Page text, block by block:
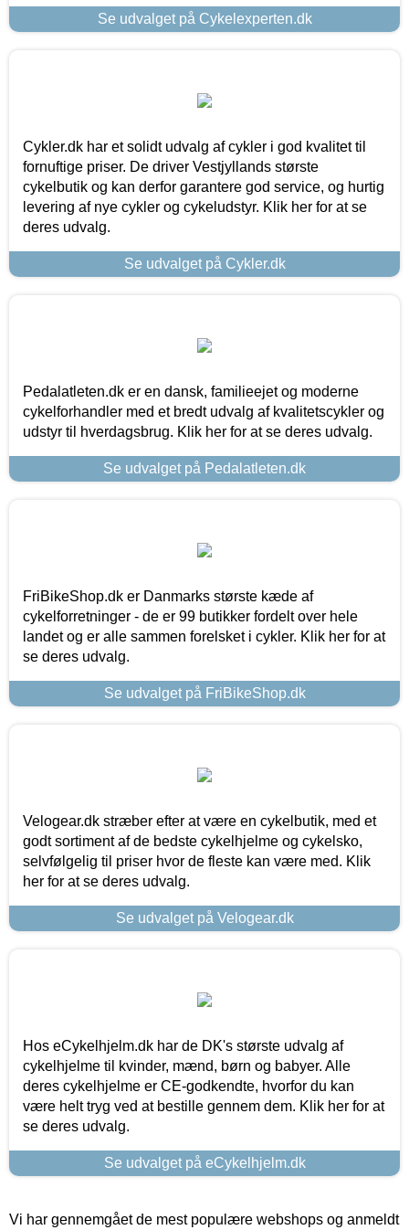
Se udvalget på Cykelexperten.dk
Cykler.dk har et solidt udvalg af cykler i god kvalitet til
fornuftige priser. De driver Vestjyllands største
cykelbutik og kan derfor garantere god service, og hurtig
levering af nye cykler og cykeludstyr. Klik her for at se
deres udvalg.
Se udvalget på Cykler.dk
Pedalatleten.dk er en dansk, familieejet og moderne
cykelforhandler med et bredt udvalg af kvalitetscykler og
udstyr til hverdagsbrug. Klik her for at se deres udvalg.
Se udvalget på Pedalatleten.dk
FriBikeShop.dk er Danmarks største kæde af
cykelforretninger - de er 99 butikker fordelt over hele
landet og er alle sammen forelsket i cykler. Klik her for at
se deres udvalg.
Se udvalget på FriBikeShop.dk
Velogear.dk stræber efter at være en cykelbutik, med et
godt sortiment af de bedste cykelhjelme og cykelsko,
selvfølgelig til priser hvor de fleste kan være med. Klik
her for at se deres udvalg.
Se udvalget på Velogear.dk
Hos eCykelhjelm.dk har de DK's største udvalg af
cykelhjelme til kvinder, mænd, børn og babyer. Alle
deres cykelhjelme er CE-godkendte, hvorfor du kan
være helt tryg ved at bestille gennem dem. Klik her for at
se deres udvalg.
Se udvalget på eCykelhjelm.dk
Vi har gennemgået de mest populære webshops og anmeldt